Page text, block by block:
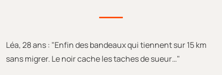
Léa, 28 ans : "Enfin des bandeaux qui tiennent sur 15 km
sans migrer. Le noir cache les taches de sueur…"